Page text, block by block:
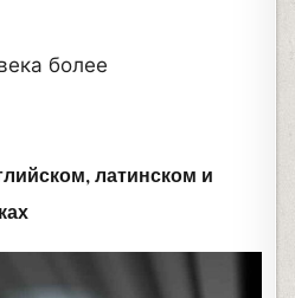
более
латинском и